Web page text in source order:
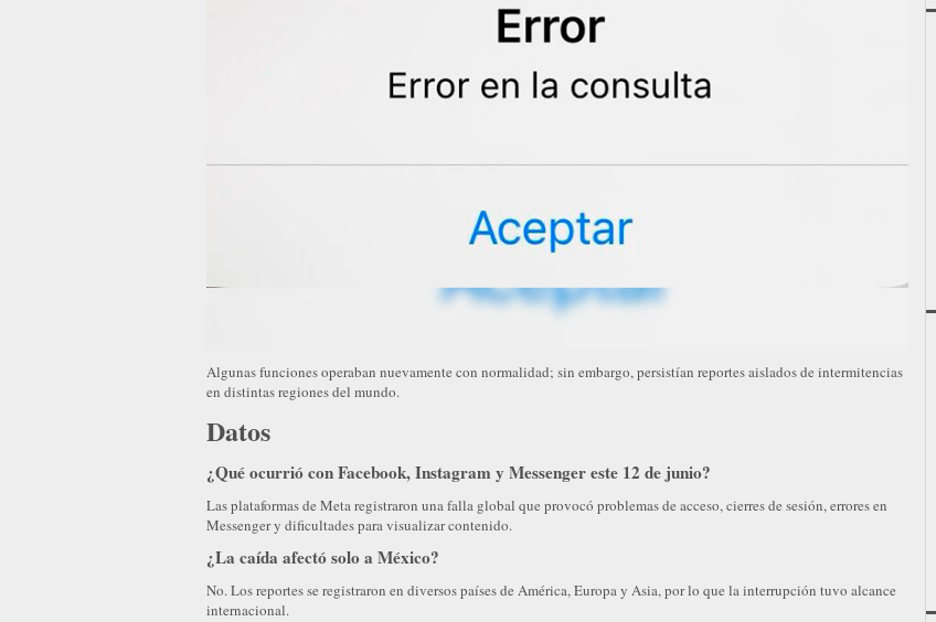
Algunas funciones operaban nuevamente con normalidad; sin embargo, persistían reportes aislados de intermitencias
en distintas regiones del mundo.
Datos
¿Qué ocurrió con Facebook, Instagram y Messenger este 12 de junio?
Las plataformas de Meta registraron una falla global que provocó problemas de acceso, cierres de sesión, errores en
Messenger y dificultades para visualizar contenido.
¿La caída afectó solo a México?
No. Los reportes se registraron en diversos países de América, Europa y Asia, por lo que la interrupción tuvo alcance
internacional.